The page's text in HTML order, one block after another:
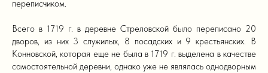
переписчиком.
Всего в 1719 г. в деревне Стреловской было переписано 20
дворов, из них 3 служилых, 8 посадских и 9 крестьянских. В
Конновской, которая еще не была в 1719 г. выделена в качестве
самостоятельной деревни, однако уже не являлась однодворным